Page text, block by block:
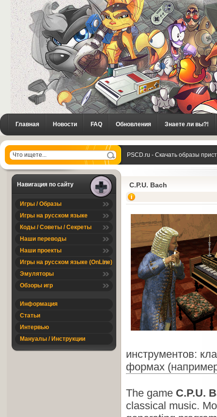
Главная Новости FAQ Обновления Знаете ли вы?!
PSCD.ru - Скачать образы
Навигация по сайту
Игры / Образы
Игры на русском языке
Коды / Советы / Секреты
Наши переводы
Наши проекты
Игры на русском языке (OnLine)
Эмуляторы
Обзоры игр
Информация
Статьи
Интервью
Мануалы / Инструкции
C.P.U. Bach
инструментов:
формах
The game C.P.U.
classical music.